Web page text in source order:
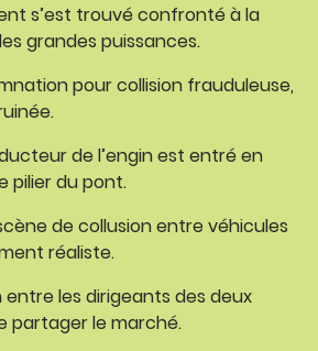
s’est trouvé confronté à la
grandes puissances.
pour collision frauduleuse,
de l’engin est entré en
pilier du pont.
de collusion entre véhicules
réaliste.
entre les dirigeants des deux
partager le marché.